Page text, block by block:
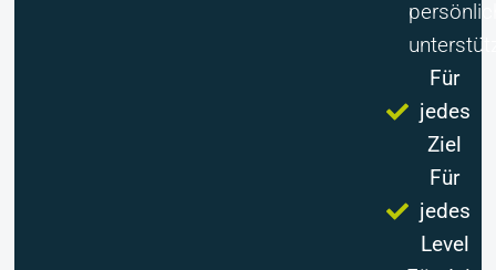
Für
jedes
Ziel
Für
jedes
Level